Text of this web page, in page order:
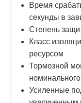
Время
секунды в
Степень
Класс
ресурсом
Тормозной
Усиленные